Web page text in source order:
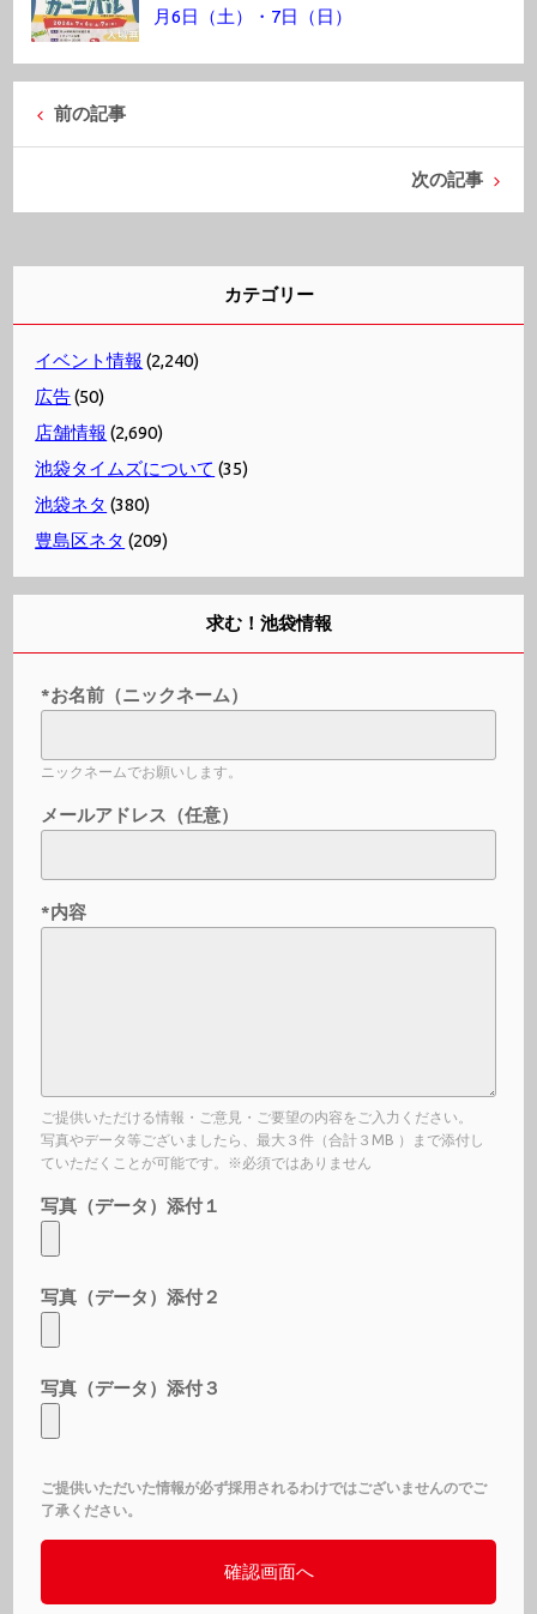
月6日（土）・7日（日）
前の記事
次の記事
カテゴリー
イベント情報 (2,240)
広告(50)
店舗情報 (2,690)
池袋タイムズについて (35)
池袋ネタ (380)
豊島区ネタ (209)
求む！池袋情報
*お名前（ニックネーム）
ニックネームでお願いします。
メールアドレス（任意）
*内容
ご提供いただける情報・ご意見・ご要望の内容をご入力ください。
写真やデータ等ございましたら、最大３件（合計３MB ）まで添付し
ていただくことが可能です。※必須ではありません
写真（データ）添付１
写真（データ）添付２
写真（データ）添付３
ご提供いただいた情報が必ず採用されるわけではございませんのでご
了承ください。